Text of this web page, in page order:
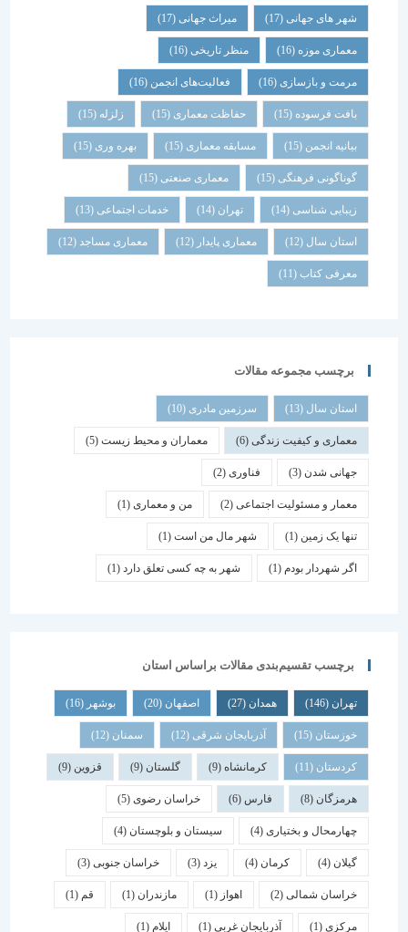
شهر های جهانی(17) میراث جهانی(17)
معماری موزه(16) منظر تاریخی (16)
مرمت و بازسازی(16) فعالیت‌های انجمن(16)
بافت فرسوده (15) حفاظت معماری (15) زلزله
بیانیه انجمن(15) مسابقه معماری (15) بهره وری(15)
گوناگونی فرهنگی (15) معماری صنعتی(15)
زیبایی شناسی (14) تهران خدمات اجتماعی (13)
استان سال(12) معماری پایدار (12) معماری مساجد(12)
معرفی کتاب(11)
برچسب مجموعه مقالات
استان سال(13) سرزمین مادری(10)
معماری و کیفیت زندگی(6) معماران و محیط زیست(5)
جهانی شدن(3) فناوری (2)
معمار و مسئولیت اجتماعی (2) من و معماری (1)
تنها یک زمین(1) شهر مال من است(1)
اگر شهردار بودم (1) شهر به چه کسی تعلق دارد(1)
برچسب تقسیم‌بندی مقالات براساس استان
همدان اصفهان (20) بوشهر
خوزستان(15) آذربایجان شرقی(12) سمنان (12)
کردستان(11) کرمانشاه(9) گلستان (9) قزوین
هرمزگان(8) فارس خراسان رضوی(5)
چهارمحال و بختیاری (4) سیستان و بلوچستان(4)
کرمان یزد خراسان جنوبی(3)
خراسان شمالی(2) اهواز مازندران(1) قم
(1) آذربایجان غربی(1) ایلام